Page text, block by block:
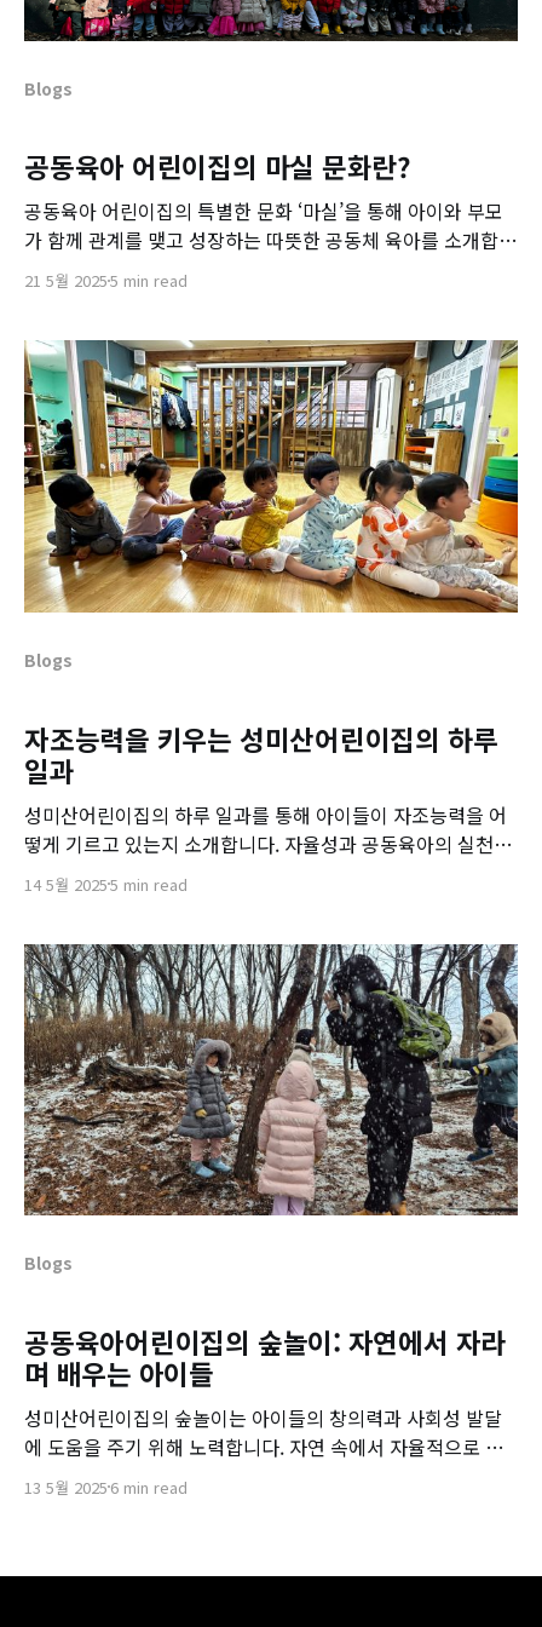
Blogs
공동육아 어린이집의 마실 문화란?
공동육아 어린이집의 특별한 문화 ‘마실’을 통해 아이와 부모
가 함께 관계를 맺고 성장하는 따뜻한 공동체 육아를 소개합니
다.
21 5월 20255 min read
Blogs
자조능력을 키우는 성미산어린이집의 하루
일과
성미산어린이집의 하루 일과를 통해 아이들이 자조능력을 어
떻게 기르고 있는지 소개합니다. 자율성과 공동육아의 실천을
엿보세요.
14 5월 20255 min read
Blogs
공동육아어린이집의 숲놀이: 자연에서 자라
며 배우는 아이들
성미산어린이집의 숲놀이는 아이들의 창의력과 사회성 발달
에 도움을 주기 위해 노력합니다. 자연 속에서 자율적으로 성
장하는 아이들의 모습을 만나보세요.
13 5월 2025 6 min read